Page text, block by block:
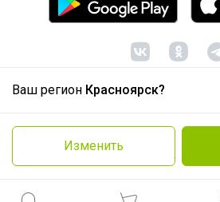
Ваш регион Красноярск?
Изменить
© ООО "Лявита", ОГРН
Политика
Cоглашение